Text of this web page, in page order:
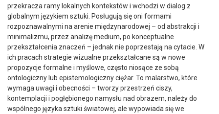
przekracza ramy lokalnych kontekstów i wchodzi w dialog z
globalnym językiem sztuki. Posługują się oni formami
rozpoznawalnymi na arenie międzynarodowej – od abstrakcji i
minimalizmu, przez analizę medium, po konceptualne
przekształcenia znaczeń – jednak nie poprzestają na cytacie. W
ich pracach strategie wizualne przekształcane są w nowe
propozycje formalne i myślowe, często niosące ze sobą
ontologiczny lub epistemologiczny ciężar. To malarstwo, które
wymaga uwagi i obecności – tworzy przestrzeń ciszy,
kontemplacji i pogłębionego namysłu nad obrazem, należy do
wspólnego języka sztuki światowej, ale wypowiada się we